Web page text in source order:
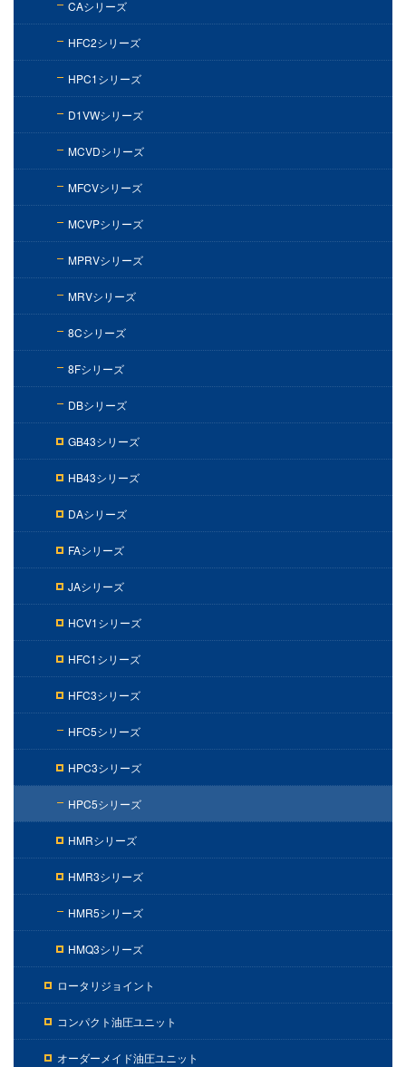
CAシリーズ
HFC2シリーズ
HPC1シリーズ
D1VWシリーズ
MCVDシリーズ
MFCVシリーズ
MCVPシリーズ
MPRVシリーズ
MRVシリーズ
8Cシリーズ
8Fシリーズ
DBシリーズ
GB43シリーズ
HB43シリーズ
DAシリーズ
FAシリーズ
JAシリーズ
HCV1シリーズ
HFC1シリーズ
HFC3シリーズ
HFC5シリーズ
HPC3シリーズ
HPC5シリーズ
HMRシリーズ
HMR3シリーズ
HMR5シリーズ
HMQ3シリーズ
ロータリジョイント
コンパクト油圧ユニット
オーダーメイド油圧ユニット